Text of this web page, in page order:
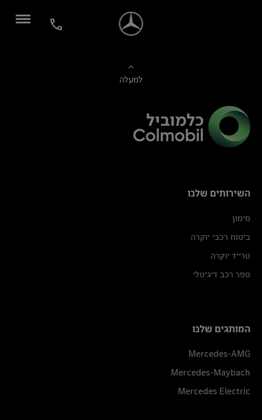
למעלה
השירותים שלנו
מימון
ביטוח רכבי יוקרה
טרייד יוקרה
ספר רכב דיגיטלי
המותגים שלנו
Mercedes-AMG
Mercedes-Maybach
Mercedes Electric